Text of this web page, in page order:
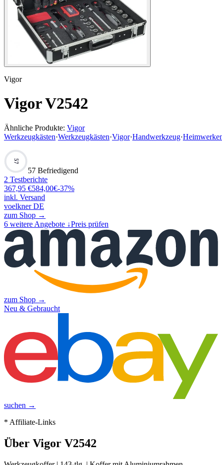
Vigor
Vigor V2542
Ähnliche Produkte: Vigor
Werkzeugkästen·Werkzeugkästen·Vigor·Handwerkzeug·
57
57 Befriedigend
2 Testberichte
367,95 €584,00€-37%
inkl. Versand
voelkner DE
zum Shop →
6 weitere Angebote ↓Preis prüfen
zum Shop →
Neu & Gebraucht
suchen →
* Affiliate-Links
Über Vigor V2542